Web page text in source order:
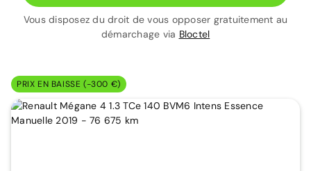
Vous disposez du droit de vous opposer gratuitement au
démarchage via Bloctel
PRIX EN BAISSE (-300 €)